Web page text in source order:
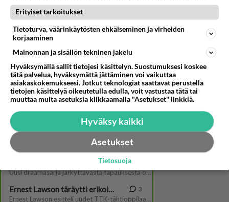
Kim Herold pelaa kovaa
Selviytyjät Suomi -kisassa -
Viihteellä hän luottaa mm.
action-pätkiin
Erityiset tarkoitukset
Tietoturva, väärinkäytösten ehkäiseminen ja virheiden
korjaaminen
Mainonnan ja sisällön tekninen jakelu
Hyväksymällä sallit tietojesi käsittelyn. Suostumuksesi koskee
tätä palvelua, hyväksymättä jättäminen voi vaikuttaa
asiakaskokemukseesi. Jotkut teknologiat saattavat perustella
tietojen käsittelyä oikeutetulla edulla, voit vastustaa tätä tai
muuttaa muita asetuksia klikkaamalla "Asetukset" linkkiä.
Hyväksy kaikki
Asetukset
Tietosuoja